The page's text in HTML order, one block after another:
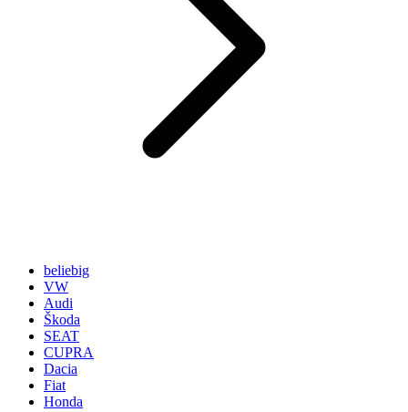
beliebig
VW
Audi
Škoda
SEAT
CUPRA
Dacia
Fiat
Honda